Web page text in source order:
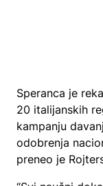
Speranca je
20 italijanskih
kampanju
odobrenja
preneo je